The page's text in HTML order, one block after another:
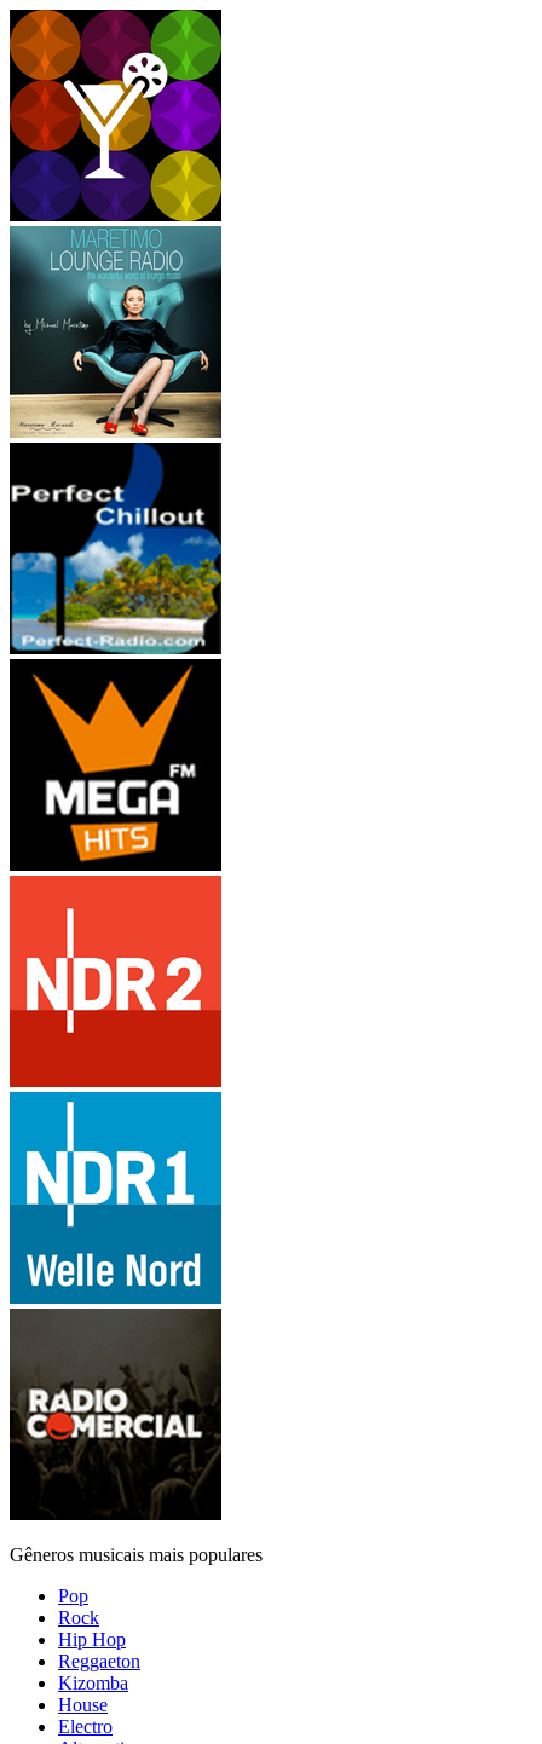
Gêneros musicais mais populares
Pop
Rock
Hip Hop
Reggaeton
Kizomba
House
Electro